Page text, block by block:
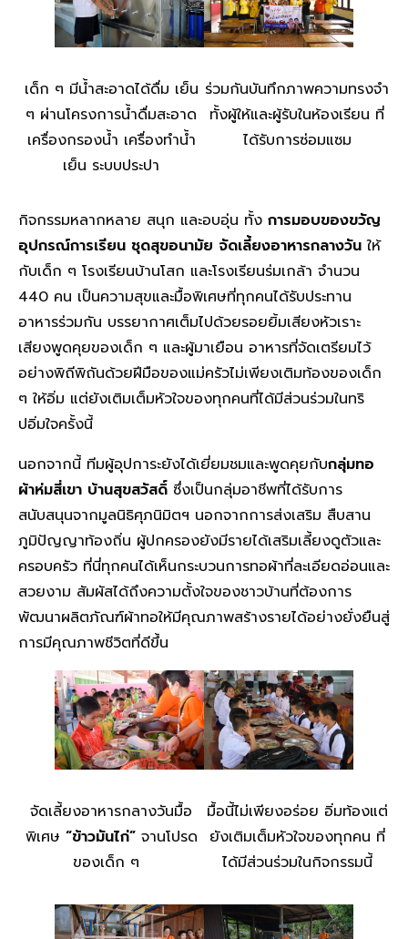
เด็ก ๆ มีน้ำสะอาดได้ดื่ม เย็น
ๆ ผ่านโครงการน้ำดื่มสะอาด
เครื่องกรองน้ำ เครื่องทำน้ำ
เย็น ระบบประปา
ร่วมกันบันทึกภาพความทรงจำ
ทั้งผู้ให้และผู้รับในห้องเรียน ที่
ได้รับการซ่อมแซม
กิจกรรมหลากหลาย สนุก และอบอุ่น ทั้ง การมอบของขวัญ
อุปกรณ์การเรียน ชุดสุขอนามัย จัดเลี้ยงอาหารกลางวัน ให้
กับเด็ก ๆ โรงเรียนบ้านโสก และโรงเรียนร่มเกล้า จำนวน
440 คน เป็นความสุขและมื้อพิเศษที่ทุกคนได้รับประทาน
อาหารร่วมกัน บรรยากาศเต็มไปด้วยรอยยิ้มเสียงหัวเราะ
เสียงพูดคุยของเด็ก ๆ และผู้มาเยือน อาหารที่จัดเตรียมไว้
อย่างพิถีพิถันด้วยฝีมือของแม่ครัวไม่เพียงเติมท้องของเด็ก
ๆ ให้อิ่ม แต่ยังเติมเต็มหัวใจของทุกคนที่ได้มีส่วนร่วมในทริ
ปอิ่มใจครั้งนี้
นอกจากนี้ ทีมผู้อุปการะยังได้เยี่ยมชมและพูดคุยกับกลุ่มทอ
ผ้าห่มสี่เขา บ้านสุขสวัสดิ์ ซึ่งเป็นกลุ่มอาชีพที่ได้รับการ
สนับสนุนจากมูลนิธิศุภนิมิตฯ นอกจากการส่งเสริม สืบสาน
ภูมิปัญญาท้องถิ่น ผู้ปกครองยังมีรายได้เสริมเลี้ยงดูตัวและ
ครอบครัว ที่นี่ทุกคนได้เห็นกระบวนการทอผ้าที่ละเอียดอ่อนและ
สวยงาม สัมผัสได้ถึงความตั้งใจของชาวบ้านที่ต้องการ
พัฒนาผลิตภัณฑ์ผ้าทอให้มีคุณภาพสร้างรายได้อย่างยั่งยืนสู่
การมีคุณภาพชีวิตที่ดีขึ้น
จัดเลี้ยงอาหารกลางวันมื้อ
พิเศษ “ข้าวมันไก่” จานโปรด
ของเด็ก ๆ
มื้อนี้ไม่เพียงอร่อย อิ่มท้องแต่
ยังเติมเต็มหัวใจของทุกคน ที่
ได้มีส่วนร่วมในกิจกรรมนี้